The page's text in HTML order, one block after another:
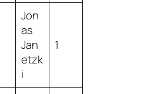
Jon
as
Jan
etzk
i
1